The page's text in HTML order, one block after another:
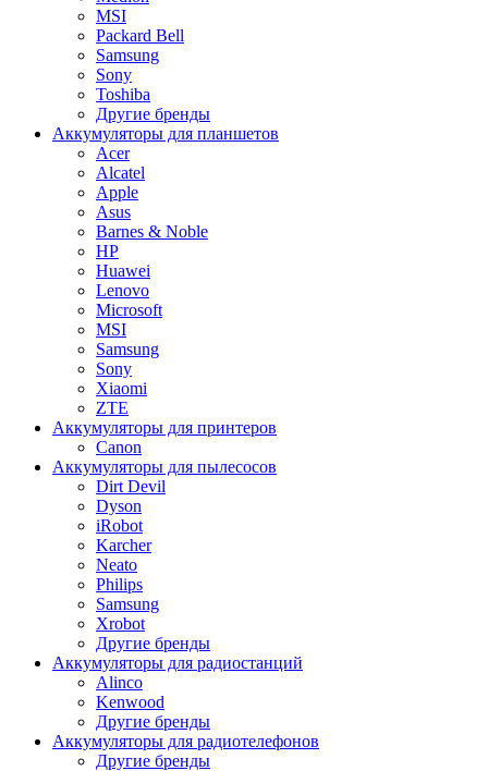
MSI
Packard Bell
Samsung
Sony
Toshiba
Другие бренды
Аккумуляторы для планшетов
Acer
Alcatel
Apple
Asus
Barnes & Noble
HP
Huawei
Lenovo
Microsoft
MSI
Samsung
Sony
Xiaomi
ZTE
Аккумуляторы для принтеров
Canon
Аккумуляторы для пылесосов
Dirt Devil
Dyson
iRobot
Karcher
Neato
Philips
Samsung
Xrobot
Другие бренды
Аккумуляторы для радиостанций
Alinco
Kenwood
Другие бренды
Аккумуляторы для радиотелефонов
Другие бренды